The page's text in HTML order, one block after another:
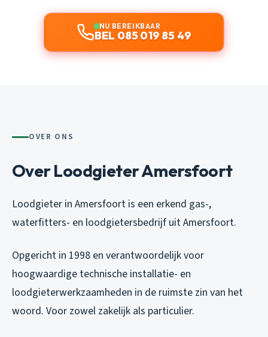
NU BEREIKBAAR
BEL 085 019 85 49
OVER ONS
Over Loodgieter Amersfoort
Loodgieter in Amersfoort is een erkend gas-,
waterfitters- en loodgietersbedrijf uit Amersfoort.
Opgericht in 1998 en verantwoordelijk voor
hoogwaardige technische installatie- en
loodgieterwerkzaamheden in de ruimste zin van het
woord. Voor zowel zakelijk als particulier.